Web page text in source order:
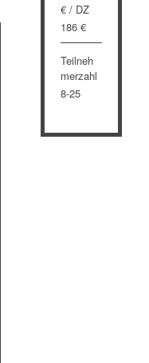
€ / DZ
186 €
Teilneh
merzahl
8-25